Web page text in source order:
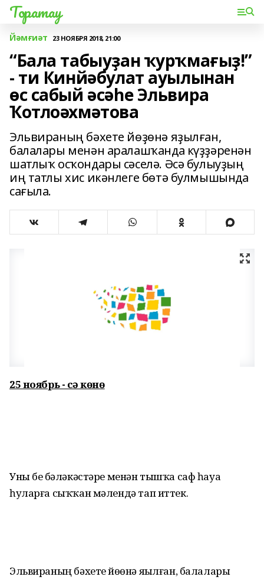
Торатау
Йәмғиәт 23 НОЯБРЯ 2018, 21:00
“Бала табыуҙан ҡурҡмағыҙ!”
- ти Кинйәбулат ауылынан
өс сабый әсәһе Эльвира
Ҡотлоәхмәтова
Эльвираның бәхете йөҙөнә яҙылған,
балалары менән аралашҡанда күҙҙәренән
шатлыҡ осҡондары сәселә. Әсә булыуҙың
иң татлы хис икәнлеге бөтә булмышында
сағыла.
25 ноябрь - Әсә көнө
Уны беҙ бәләкәстәре менән тышҡа саф һауа
һуларға сыҡҡан мәлендә тап иттек.
Эльвираның бәхете йөҙөнә яҙылған, балалары